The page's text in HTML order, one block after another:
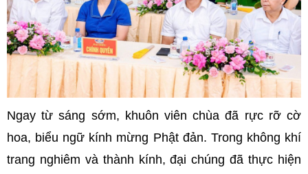
Ngay từ sáng sớm, khuôn viên chùa đã rực rỡ cờ
hoa, biểu ngữ kính mừng Phật đản. Trong không khí
trang nghiêm và thành kính, đại chúng đã thực hiện